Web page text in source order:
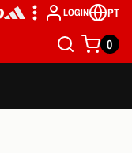
LOGIN PT
0